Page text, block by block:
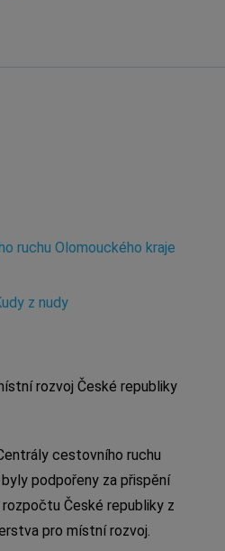
cestovního ruchu
podpořeny za přispění
České republiky z
pro místní rozvoj.